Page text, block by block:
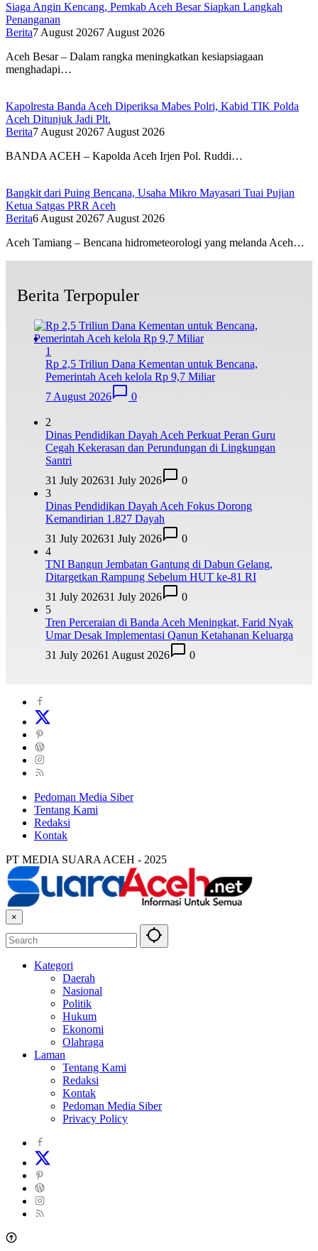
Siaga Angin Kencang, Pemkab Aceh Besar Siapkan Langkah
Penanganan
Berita7 August 20267 August 2026
Aceh Besar – Dalam rangka meningkatkan kesiapsiagaan
menghadapi…
Kapolresta Banda Aceh Diperiksa Mabes Polri, Kabid TIK Polda
Aceh Ditunjuk Jadi Plt.
Berita7 August 20267 August 2026
BANDA ACEH – Kapolda Aceh Irjen Pol. Ruddi…
Bangkit dari Puing Bencana, Usaha Mikro Mayasari Tuai Pujian
Ketua Satgas PRR Aceh
Berita6 August 20267 August 2026
Aceh Tamiang – Bencana hidrometeorologi yang melanda Aceh…
Berita Terpopuler
1
Rp 2,5 Triliun Dana Kementan untuk Bencana,
Pemerintah Aceh kelola Rp 9,7 Miliar
7 August 2026
0
2
Dinas Pendidikan Dayah Aceh Perkuat Peran Guru
Cegah Kekerasan dan Perundungan di Lingkungan
Santri
31 July 202631 July 2026
0
3
Dinas Pendidikan Dayah Aceh Fokus Dorong
Kemandirian 1.827 Dayah
31 July 202631 July 2026
0
4
TNI Bangun Jembatan Gantung di Dabun Gelang,
Ditargetkan Rampung Sebelum HUT ke-81 RI
31 July 202631 July 2026
0
5
Tren Perceraian di Banda Aceh Meningkat, Farid Nyak
Umar Desak Implementasi Qanun Ketahanan Keluarga
31 July 20261 August 2026 0
Pedoman Media Siber
Tentang Kami
Redaksi
Kontak
PT MEDIA SUARA ACEH - 2025
×
Kategori
Daerah
Nasional
Politik
Hukum
Ekonomi
Olahraga
Laman
Tentang Kami
Redaksi
Kontak
Pedoman Media Siber
Privacy Policy